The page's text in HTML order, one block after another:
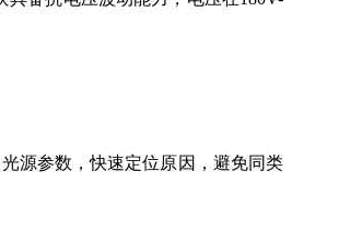
源参数，快速定位原因，避免同类